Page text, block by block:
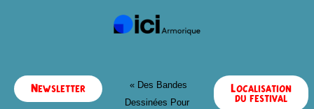
Newsletter
« Des Bandes
Dessinées Pour
Localisation
du festival